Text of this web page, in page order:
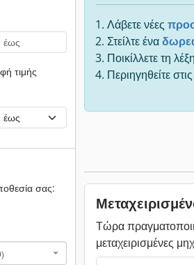
τιμής
σας:
Λάβετε νέες
Στείλτε ένα
Ποικίλλετε τη
Περιηγηθείτε στις
Τώρα
μεταχειρισμένες